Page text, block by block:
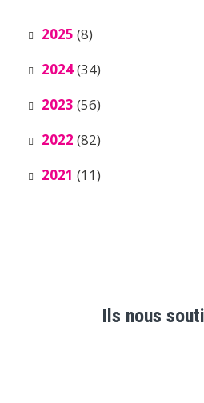
2025 (8)
2024(34)
2023 (56)
2022 (82)
2021 (11)
Ils nous